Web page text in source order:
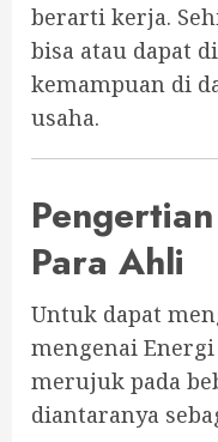
berarti kerja.
bisa atau dapat
kemampuan di
usaha.
Para Ahli
Untuk dapat
mengenai
merujuk pada
diantaranya